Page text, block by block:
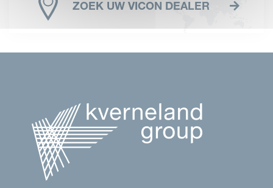
ZOEK UW VICON DEALER